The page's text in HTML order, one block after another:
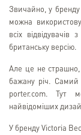
Звичайно, у
можна
всіх
британську версію.
Але це не страшно,
бажану річ.
porter.com. Тут
найвідоміших
У бренду Victoria